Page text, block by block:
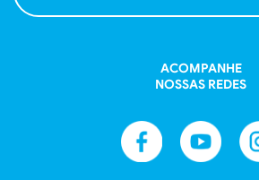
ACOMPANHE
NOSSAS REDES